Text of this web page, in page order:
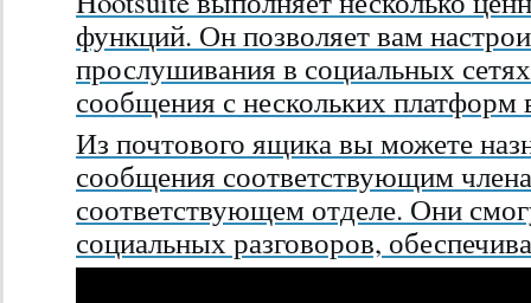
функций. Он позволяет вам
прослушивания в социальных
сообщения с нескольких
Из почтового ящика вы можете
сообщения соответствующим
соответствующем отделе. Они
социальных разговоров,